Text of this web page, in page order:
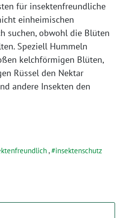
für insektenfreundliche
einheimischen
suchen, obwohl die Blüten
Speziell Hummeln
kelchförmigen Blüten,
Rüssel den Nektar
andere Insekten den
, insektenschutz